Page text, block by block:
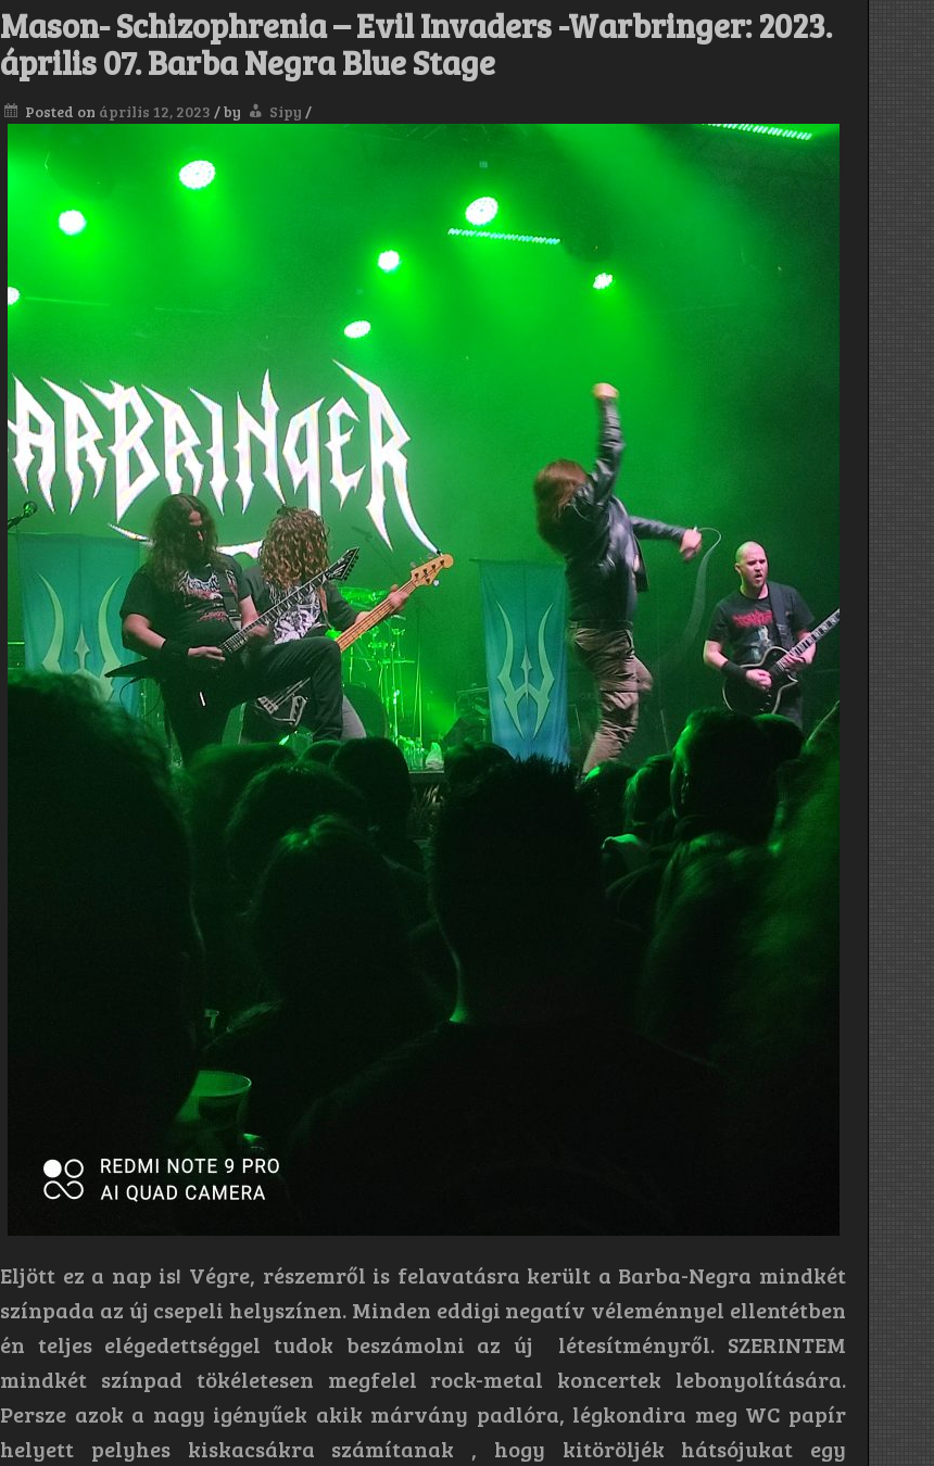
Mason- Schizophrenia – Evil Invaders -Warbringer: 2023.
április 07. Barba Negra Blue Stage
Posted on április 12, 2023 /by Sipy /
Eljött ez a nap is! Végre, részemről is felavatásra került a Barba-Negra mindkét
színpada az új csepeli helyszínen. Minden eddigi negatív véleménnyel ellentétben
én teljes elégedettséggel tudok beszámolni az új létesítményről. SZERINTEM
mindkét színpad tökéletesen megfelel rock-metal koncertek lebonyolítására.
Persze azok a nagy igényűek akik márvány padlóra, légkondira meg WC papír
helyett pelyhes kiskacsákra számítanak , hogy kitöröljék hátsójukat egy